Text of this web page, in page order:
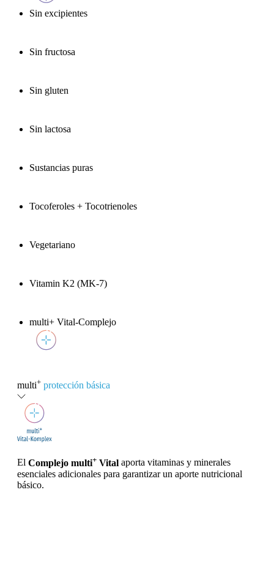
Sin excipientes
Sin fructosa
Sin gluten
Sin lactosa
Sustancias puras
Tocoferoles + Tocotrienoles
Vegetariano
Vitamin K2 (MK-7)
multi+ Vital-Complejo
multi+ protección básica
El Complejo multi+ Vital aporta vitaminas y minerales
esenciales adicionales para garantizar un aporte nutricional
básico.